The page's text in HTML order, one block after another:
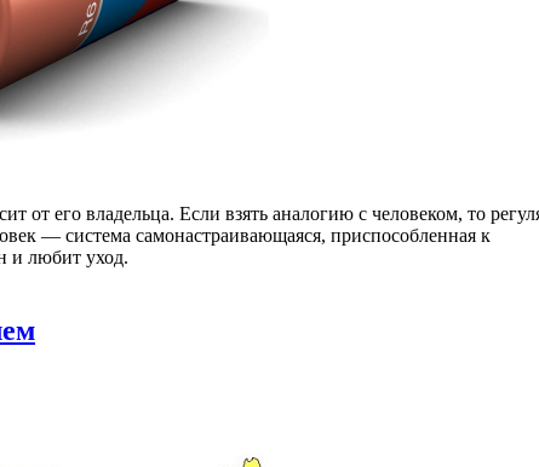
от его владельца. Если взять аналогию с человеком, то
— система самонастраивающаяся, приспособленная к
и любит уход.